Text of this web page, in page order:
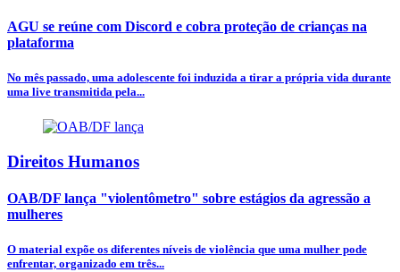
AGU se reúne com Discord e cobra proteção de crianças na
plataforma
No mês passado, uma adolescente foi induzida a tirar a própria vida durante
uma live transmitida pela...
Direitos Humanos
OAB/DF lança "violentômetro" sobre estágios da agressão a
mulheres
O material expõe os diferentes níveis de violência que uma mulher pode
enfrentar, organizado em três...